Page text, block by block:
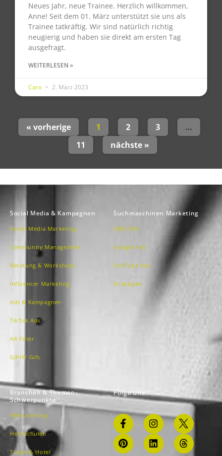
Neues Jahr, neue Trainee. Herzlich willkommen,
Anne! Seit dem 01. März unterstützt sie uns als
Trainee tatkräftig. Wir sind natürlich richtig
neugierig und haben sie direkt am ersten Tag
ausgefragt.
WEITERLESEN »
Caro 2. März 2023
« vorherige 1 2 3
…
11
nächste »
Social Media & Kampagnen
Social Media Marketing
Community Management
Beratung & Workshops
Influencer Marketing
Ads & Kampagnen
TikTok Ads
AR Filter
GIPHY Gifs
Suchmaschinen Marketing
SEM /SEA
Google Ads
YouTube Ads
Strategien
Branchen & Themen-
Schwerpunkte
Rekrutierung
Hochschulen
Travel & Hotel
Folge uns